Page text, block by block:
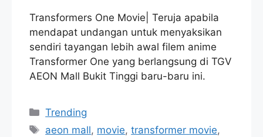
Transformers One Movie| Teruja apabila
mendapat undangan untuk menyaksikan
sendiri tayangan lebih awal filem anime
Transformer One yang berlangsung di TGV
AEON Mall Bukit Tinggi baru-baru ini.
Categories
Trending
Tags
aeon mall, movie,transformer movie,